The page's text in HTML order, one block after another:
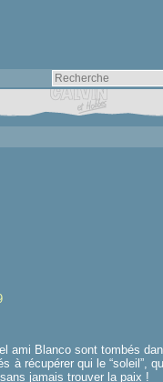
ami Blanco sont tombés
à récupérer qui le “soleil”,
jamais trouver la paix !